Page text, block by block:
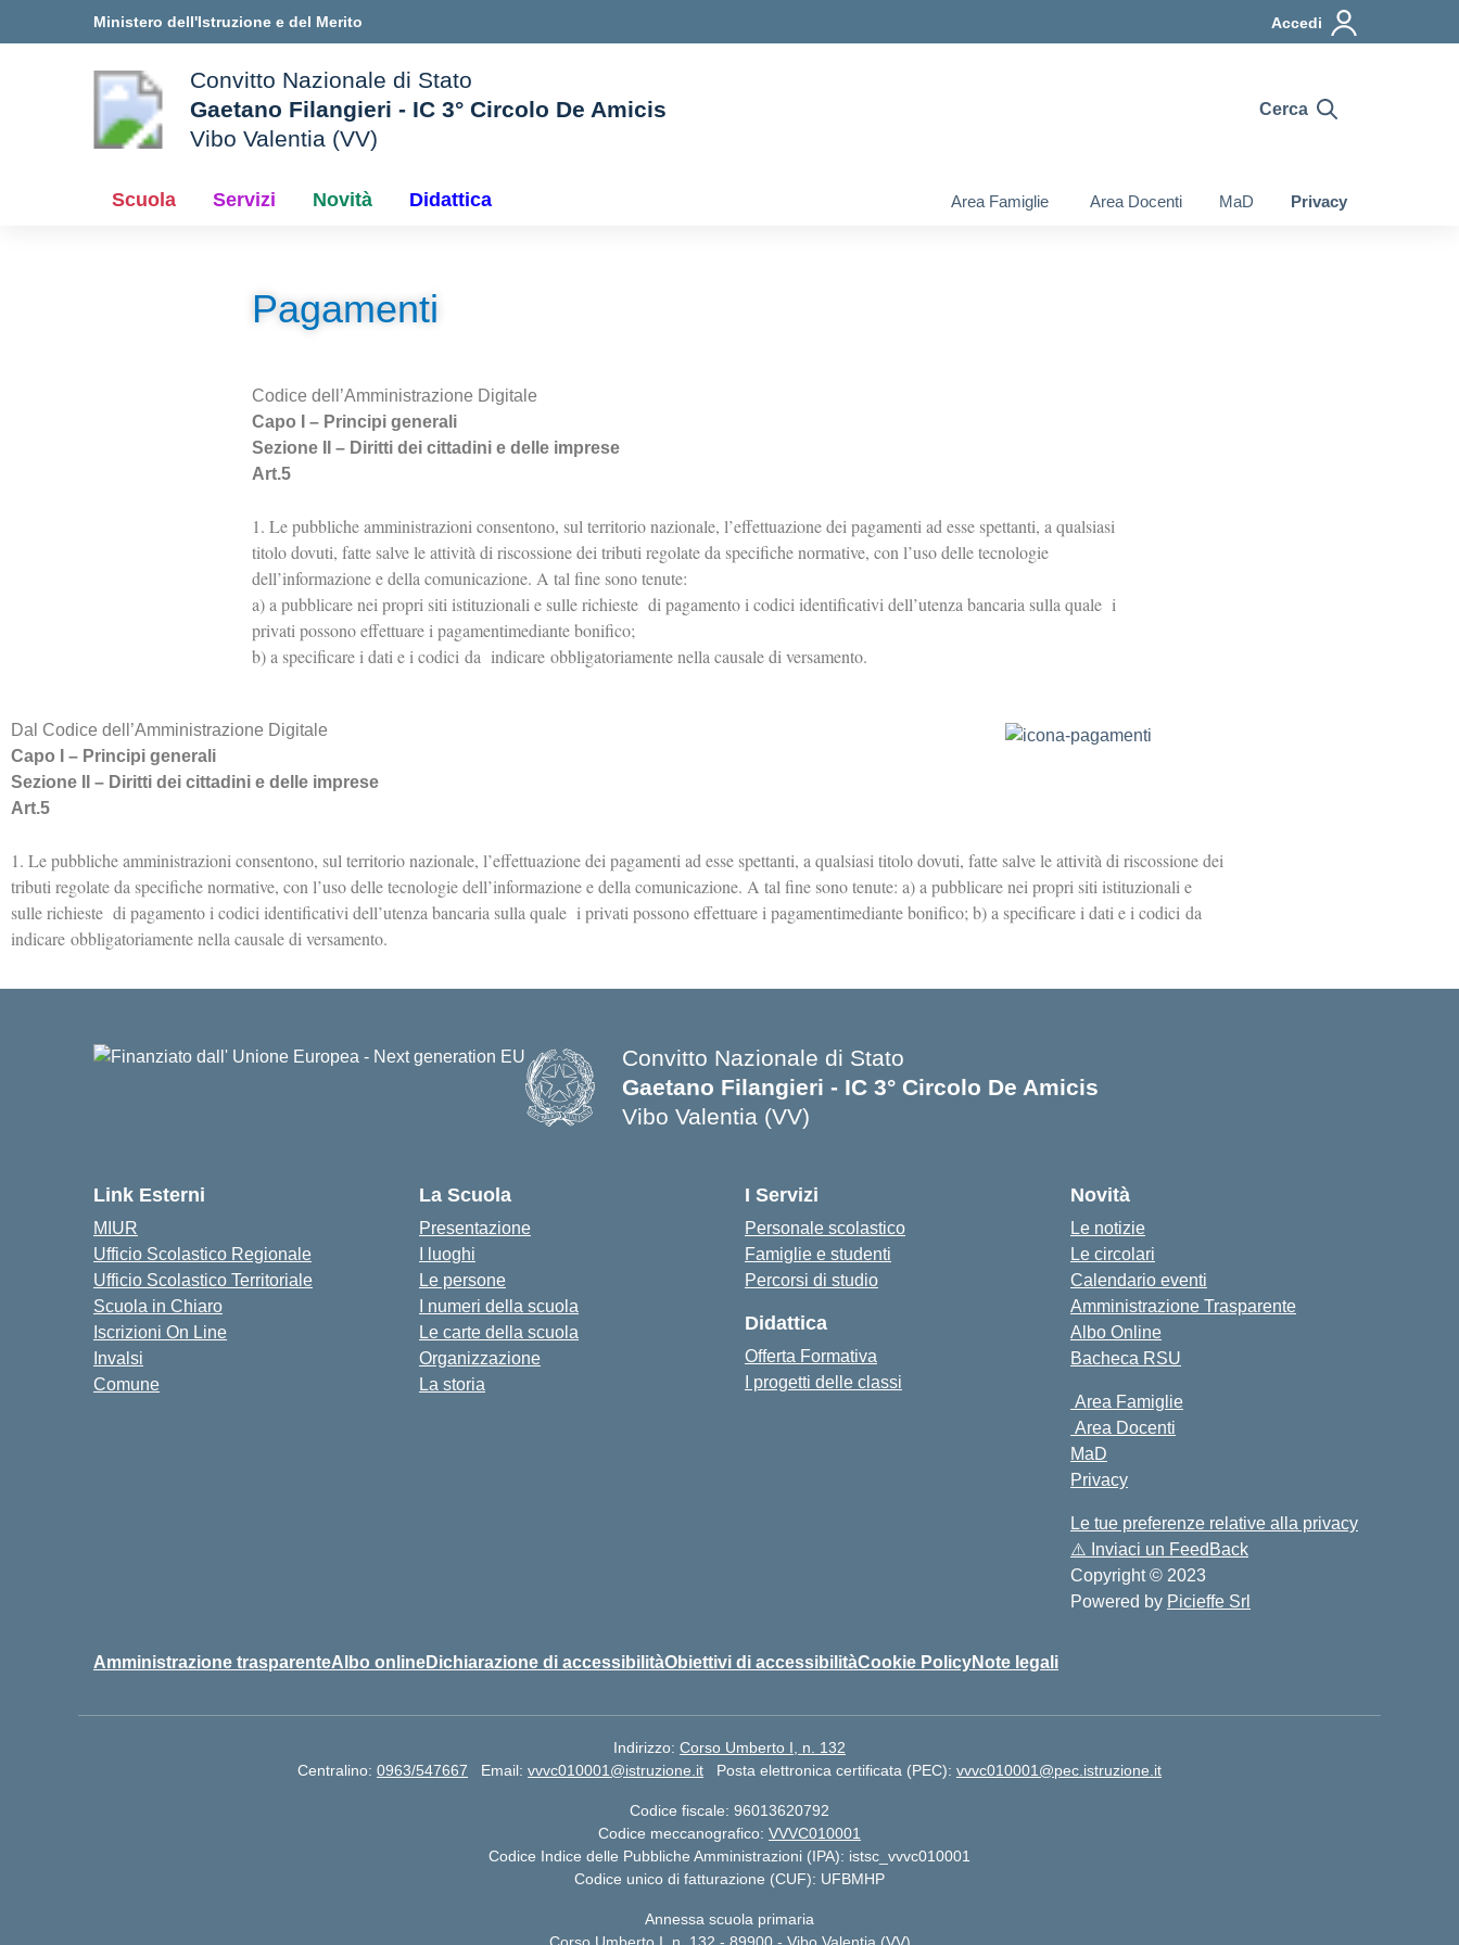
Ministero dell'Istruzione e del Merito Accedi
scuola
Convitto Nazionale di Stato
Gaetano Filangieri - IC 3° Circolo De Amicis
Vibo Valentia (VV)
Cerca
Scuola Servizi Novità Didattica Area Famiglie Area Docenti MaD Privacy
Pagamenti
Codice dell’Amministrazione Digitale
Capo I – Principi generali
Sezione II – Diritti dei cittadini e delle imprese
Art.5
1. Le pubbliche amministrazioni consentono, sul territorio nazionale, l’effettuazione dei pagamenti ad esse spettanti, a qualsiasi
titolo dovuti, fatte salve le attività di riscossione dei tributi regolate da specifiche normative, con l’uso delle tecnologie
dell’informazione e della comunicazione. A tal fine sono tenute:
a) a pubblicare nei propri siti istituzionali e sulle richieste di pagamento i codici identificativi dell’utenza bancaria sulla quale i
privati possono effettuare i pagamentimediante bonifico;
b) a specificare i dati e i codici da indicare obbligatoriamente nella causale di versamento.
Dal Codice dell’Amministrazione Digitale
Capo I – Principi generali
Sezione II – Diritti dei cittadini e delle imprese
Art.5
1. Le pubbliche amministrazioni consentono, sul territorio nazionale, l’effettuazione dei pagamenti ad esse spettanti, a qualsiasi titolo dovuti, fatte salve le attività di riscossione dei
tributi regolate da specifiche normative, con l’uso delle tecnologie dell’informazione e della comunicazione. A tal fine sono tenute: a) a pubblicare nei propri siti istituzionali e
sulle richieste di pagamento i codici identificativi dell’utenza bancaria sulla quale i privati possono effettuare i pagamentimediante bonifico; b) a specificare i dati e i codici da
indicare obbligatoriamente nella causale di versamento.
Convitto Nazionale di Stato
Gaetano Filangieri - IC 3° Circolo De Amicis
Vibo Valentia (VV)
Link Esterni
MIUR
Ufficio Scolastico Regionale
Ufficio Scolastico Territoriale
Scuola in Chiaro
Iscrizioni On Line
Invalsi
Comune
La Scuola
Presentazione
I luoghi
Le persone
I numeri della scuola
Le carte della scuola
Organizzazione
La storia
I Servizi
Personale scolastico
Famiglie e studenti
Percorsi di studio
Didattica
Offerta Formativa
I progetti delle classi
Novità
Le notizie
Le circolari
Calendario eventi
Amministrazione Trasparente
Albo Online
Bacheca RSU
Area Famiglie
Area Docenti
MaD
Privacy
Le tue preferenze relative alla privacy
⚠️ Inviaci un FeedBack
Copyright © 2023
Powered by Picieffe Srl
Amministrazione trasparenteAlbo onlineDichiarazione di accessibilitàObiettivi di accessibilitàCookie PolicyNote legali
Indirizzo: Corso Umberto I, n. 132
Centralino: 0963/547667 Email: vvvc010001@istruzione.it Posta elettronica certificata (PEC): vvvc010001@pec.istruzione.it
Codice fiscale: 96013620792
Codice meccanografico: VVVC010001
Codice Indice delle Pubbliche Amministrazioni (IPA): istsc_vvvc010001
Codice unico di fatturazione (CUF): UFBMHP
Annessa scuola primaria